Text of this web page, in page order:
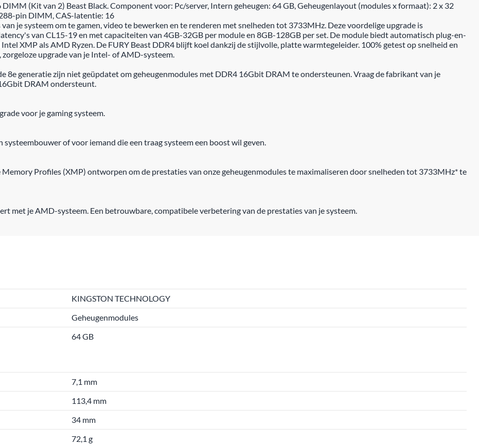
(Kit van 2) Beast Black. Component voor: Pc/server, Intern geheugen: 64 GB, Geheugenlayout (modules x formaat): 2 x 32
pin DIMM, CAS-latentie: 16
je systeem om te gamen, video te bewerken en te renderen met snelheden tot 3733MHz. Deze voordelige upgrade is
van CL15-19 en met capaciteiten van 4GB-32GB per module en 8GB-128GB per set. De module biedt automatisch plug-en-
XMP als AMD Ryzen. De FURY Beast DDR4 blijft koel dankzij de stijlvolle, platte warmtegeleider. 100% getest op snelheid en
upgrade van je Intel- of AMD-systeem.
8e generatie zijn niet geüpdatet om geheugenmodules met DDR4 16Gbit DRAM te ondersteunen. Vraag de fabrikant van je
DRAM ondersteunt.
voor je gaming systeem.
of voor iemand die een traag systeem een boost wil geven.
Profiles (XMP) ontworpen om de prestaties van onze geheugenmodules te maximaliseren door snelheden tot 3733MHz* te
met je AMD-systeem. Een betrouwbare, compatibele verbetering van de prestaties van je systeem.
KINGSTON TECHNOLOGY
Geheugenmodules
64 GB
7,1 mm
113,4 mm
34 mm
72,1 g